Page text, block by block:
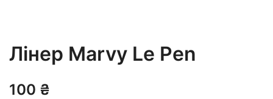
Лінер Marvy Le Pen
100 ₴